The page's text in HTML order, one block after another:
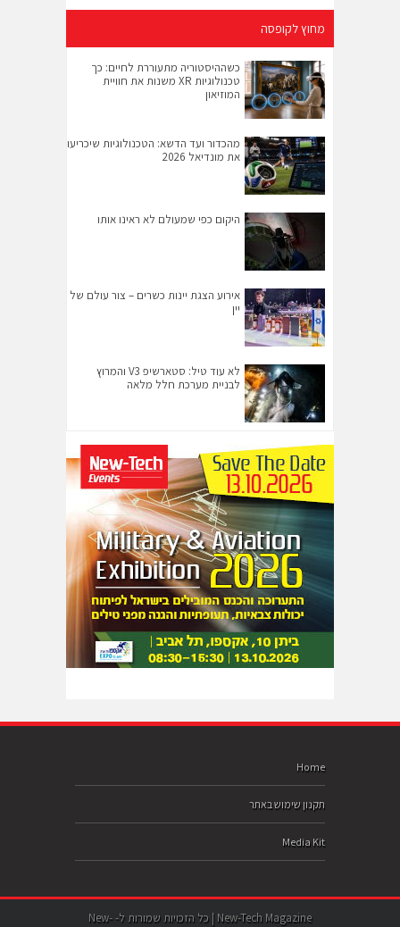
מחוץ לקופסה
כשההיסטוריה מתעוררת לחיים: כך
טכנולוגיות XR משנות את חוויית
המוזיאון
מהכדור ועד הדשא: הטכנולוגיות שיכריעו
את מונדיאל 2026
היקום כפי שמעולם לא ראינו אותו
אירוע הצגת יינות כשרים – צור עולם של
יין
לא עוד טיל: סטארשיפ V3 והמרוץ
לבניית מערכת חלל מלאה
Home
תקנון שימוש באתר
Media Kit
New-Tech Magazine | כל הזכויות שמורות ל- New-